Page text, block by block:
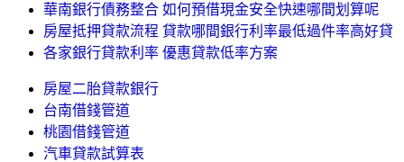
華南銀行債務整合 如何預借現金安全快速哪間划算呢
房屋抵押貸款流程 貸款哪間銀行利率最低過件率高好貸
各家銀行貸款利率 優惠貸款低率方案
房屋二胎貸款銀行
台南借錢管道
桃園借錢管道
汽車貸款試算表